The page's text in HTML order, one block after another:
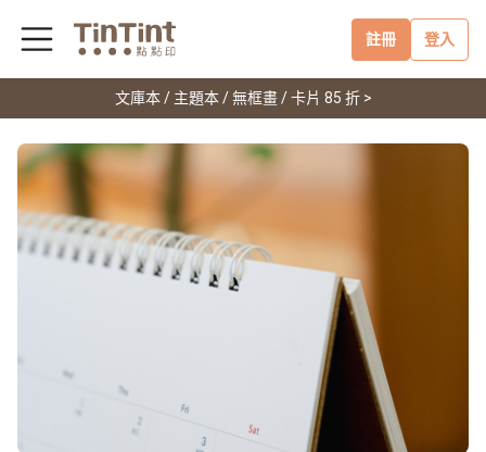
註冊 登入
文庫本 / 主題本 / 無框畫 / 卡片 85 折 >